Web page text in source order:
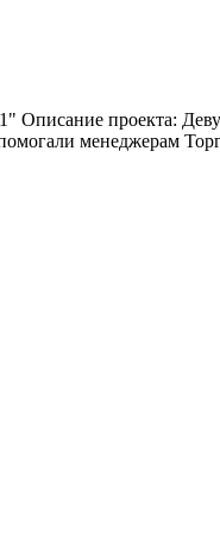
Описание проекта:
менеджерам